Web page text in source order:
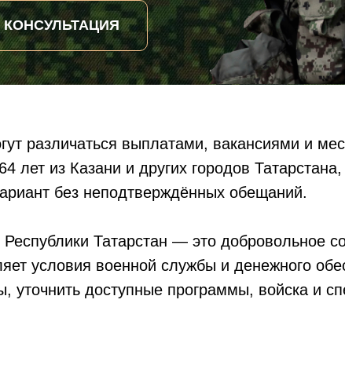
различаться выплатами, вакансиями и
лет из Казани и других городов
без неподтверждённых обещаний.
Татарстан — это добровольное
условия военной службы и денежного
уточнить доступные программы, войска и